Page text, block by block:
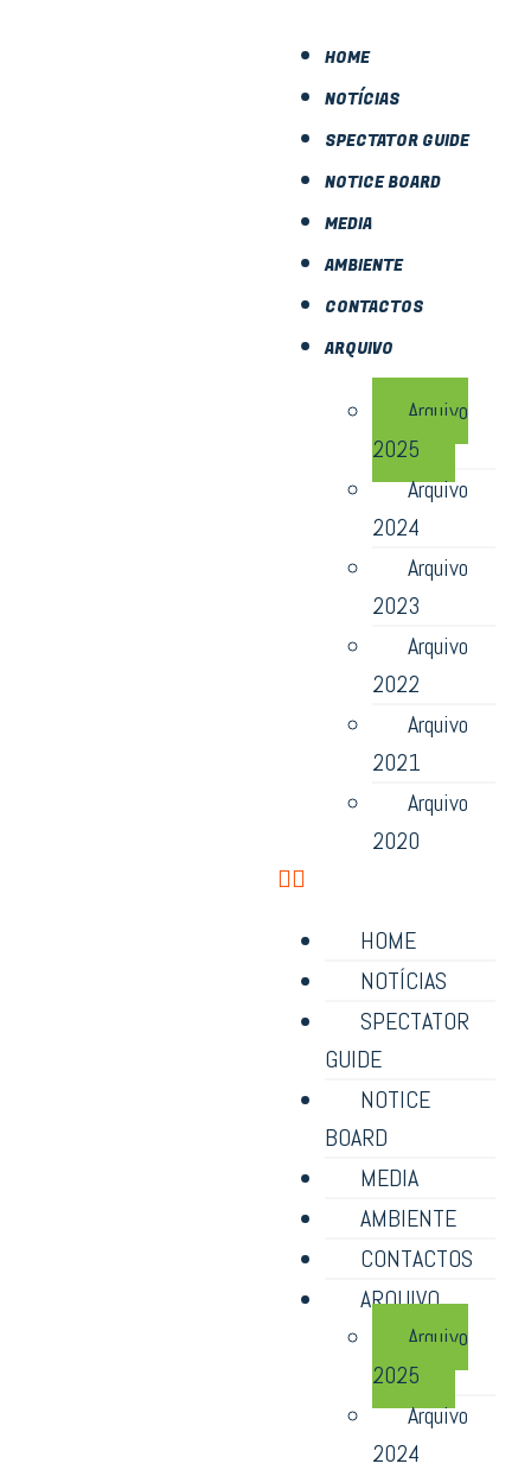
HOME
NOTÍCIAS
SPECTATOR GUIDE
NOTICE BOARD
MEDIA
AMBIENTE
CONTACTOS
ARQUIVO
Arquivo
2025
Arquivo
2024
Arquivo
2023
Arquivo
2022
Arquivo
2021
Arquivo
2020
HOME
NOTÍCIAS
SPECTATOR
GUIDE
NOTICE
BOARD
MEDIA
AMBIENTE
CONTACTOS
ARQUIVO
Arquivo
2025
Arquivo
2024